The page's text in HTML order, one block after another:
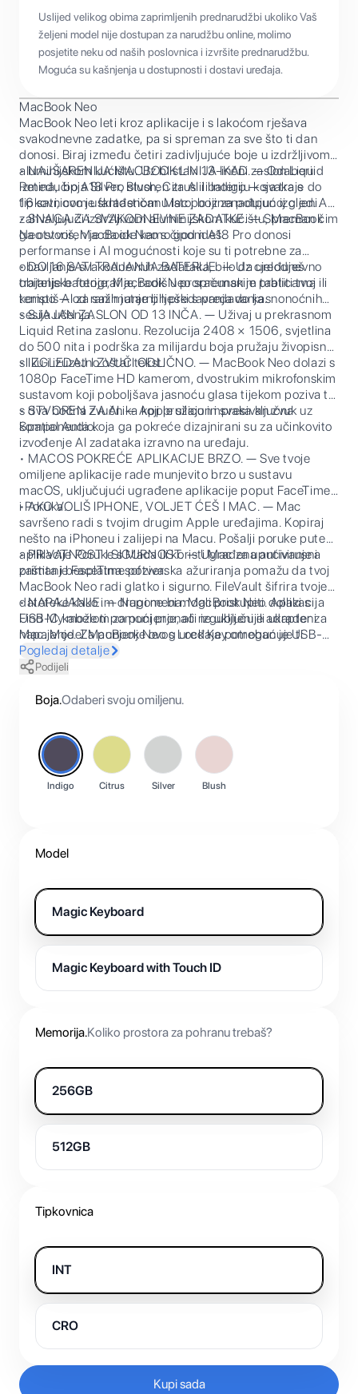
Uslijed velikog obima zaprimljenih prednarudžbi ukoliko Vaš
željeni model nije dostupan za narudžbu online, molimo
posjetite neku od naših poslovnica i izvršite prednarudžbu.
Moguća su kašnjenja u dostupnosti i dostavi uređaja.
MacBook Neo
MacBook Neo leti kroz aplikacije i s lakoćom rješava
svakodnevne zadatke, pa si spreman za sve što ti dan
donosi. Biraj između četiri zadivljujuće boje u izdržljivom
aluminijskom kućištu. Uz blistavi 13-inčni zaslon Liquid
Retina, čip A18 Pro stvoren za AI i bateriju koja traje do
16 sati, ovo je fantastičan Mac po iznenađujućoj cijeni.
• NAJŠARENIJA MACBOOK LINIJA IKAD. — Odaberi
između boja Silver, Blush, Citrus ili Indigo — svaka s
tipkovnicom usklađenom u istoj boji za potpun izgled. A
zahvaljujući izdržljivom aluminijskom kućištu, MacBook
Neo stvoren je da ide kamo god ideš.
• SNAGA ZA SVAKODNEVNE ZADATKE. — Spreman čim
ga otvoriš, MacBook Neo s čipom A18 Pro donosi
performanse i AI mogućnosti koje su ti potrebne za
obavljanje svakodnevnih zadataka, bilo da uređuješ
obiteljske fotografije, radiš u proračunskim tablicama ili
koristiš AI za sažimanje bilješki s predavanja.
• DO 16 SATI TRAJANJA BATERIJE. — Uz cjelodnevno
trajanje baterije, MacBook Neo spreman je pratiti tvoj
tempo — od ranih jutarnjih predavanja do kasnonoćnih
sesija učenja.
• SJAJAN ZASLON OD 13 INČA. — Uživaj u prekrasnom
Liquid Retina zaslonu. Rezolucija 2408 × 1506, svjetlina
do 500 nita i podrška za milijardu boja pružaju živopisnu
sliku i izuzetno oštar tekst.
• IZGLEDAJ I ZVUČI ODLIČNO. — MacBook Neo dolazi s
1080p FaceTime HD kamerom, dvostrukim mikrofonskim
sustavom koji poboljšava jasnoću glasa tijekom poziva te
s dva bočna zvučnika koji pružaju impresivan zvuk uz
Spatial Audio.
• STVOREN ZA AI. — Apple silicon i svaka ključna
komponenta koja ga pokreće dizajnirani su za učinkovito
izvođenje AI zadataka izravno na uređaju.
• MACOS POKREĆE APLIKACIJE BRZO. — Sve tvoje
omiljene aplikacije rade munjevito brzo u sustavu
macOS, uključujući ugrađene aplikacije poput FaceTimea
i Poruka.
• AKO VOLIŠ IPHONE, VOLJET ĆEŠ I MAC. — Mac
savršeno radi s tvojim drugim Apple uređajima. Kopiraj
nešto na iPhoneu i zalijepi na Macu. Pošalji poruke putem
aplikacije Poruke s Maca ili koristi Mac za upućivanje i
primanje FaceTime poziva.
• PRIVATNOST I SIGURNOST. — Ugrađena antivirusna
zaštita i besplatna softverska ažuriranja pomažu da tvoj
MacBook Neo radi glatko i sigurno. FileVault šifrira tvoje
datoteke kako im drugi ne bi mogli pristupiti. Aplikacija
Find My može ti pomoći pronaći izgubljeni ili ukradeni
Mac. Model MacBook Neo s Lock Key omogućuje ti
buđenje i zaključavanje zaslona te uključivanje i
isključivanje Maca. Model s Touch ID-jem koristi tvoj
prijavu u aplikacije i web-stranice.
• NAPAJANJE. — Napomena: MacBook Neo dolazi s
USB-C kabelom za punjenje, ali ne uključuje adapter za
napajanje. Za punjenje ovog uređaja potreban je USB-C
adapter za napajanje ili drugi USB PD izvor napajanja koji
može pružiti 20 W ili više. Za optimalno punjenje Apple
Adaptera.
Pogledaj detalje
Podijeli
Boja.Odaberi svoju omiljenu.
Indigo Citrus Silver Blush
Model
Magic Keyboard
Magic Keyboard with Touch ID
Memorija.Koliko prostora za pohranu trebaš?
256GB
512GB
Tipkovnica
INT
CRO
Kupi sada